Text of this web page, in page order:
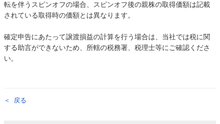
転を伴うスピンオフの場合、スピンオフ後の親株の取得価額は記載
されている取得時の価額とは異なります。
確定申告にあたって譲渡損益の計算を行う場合は、当社では税に関
する助言ができないため、所轄の税務署、税理士等にご確認くださ
い。
戻る